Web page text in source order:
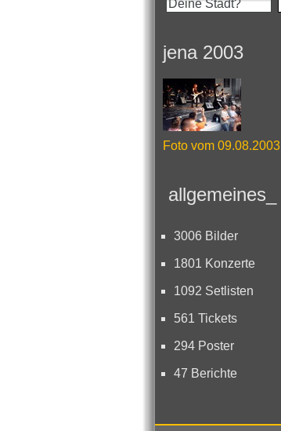
jena 2003
Foto vom 09.08.2003
allgemeines_
3006 Bilder
1801 Konzerte
1092 Setlisten
561 Tickets
294 Poster
47 Berichte